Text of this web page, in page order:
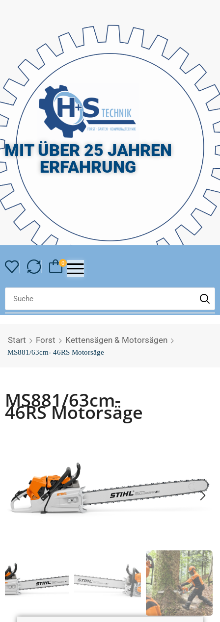
MIT ÜBER 25 JAHREN
ERFAHRUNG
0
Start Forst Kettensägen & Motorsägen
MS881/63cm- 46RS Motorsäge
MS881/63cm-
46RS Motorsäge